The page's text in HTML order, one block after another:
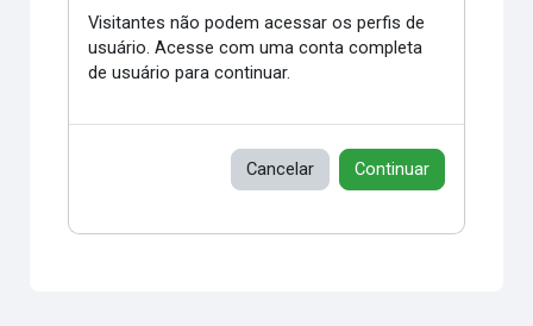
Visitantes não podem acessar os perfis de
usuário. Acesse com uma conta completa
de usuário para continuar.
Cancelar Continuar